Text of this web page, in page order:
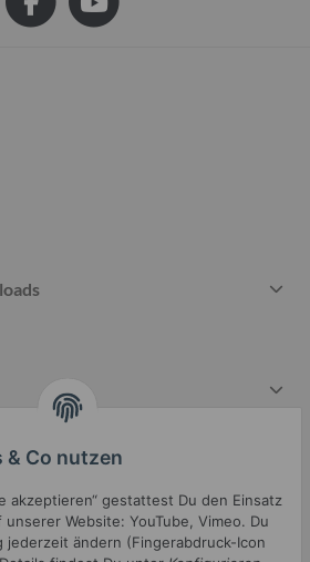
& Co nutzen
akzeptieren“ gestattest Du den Einsatz
Website: YouTube, Vimeo. Du
jederzeit ändern (Fingerabdruck-Icon